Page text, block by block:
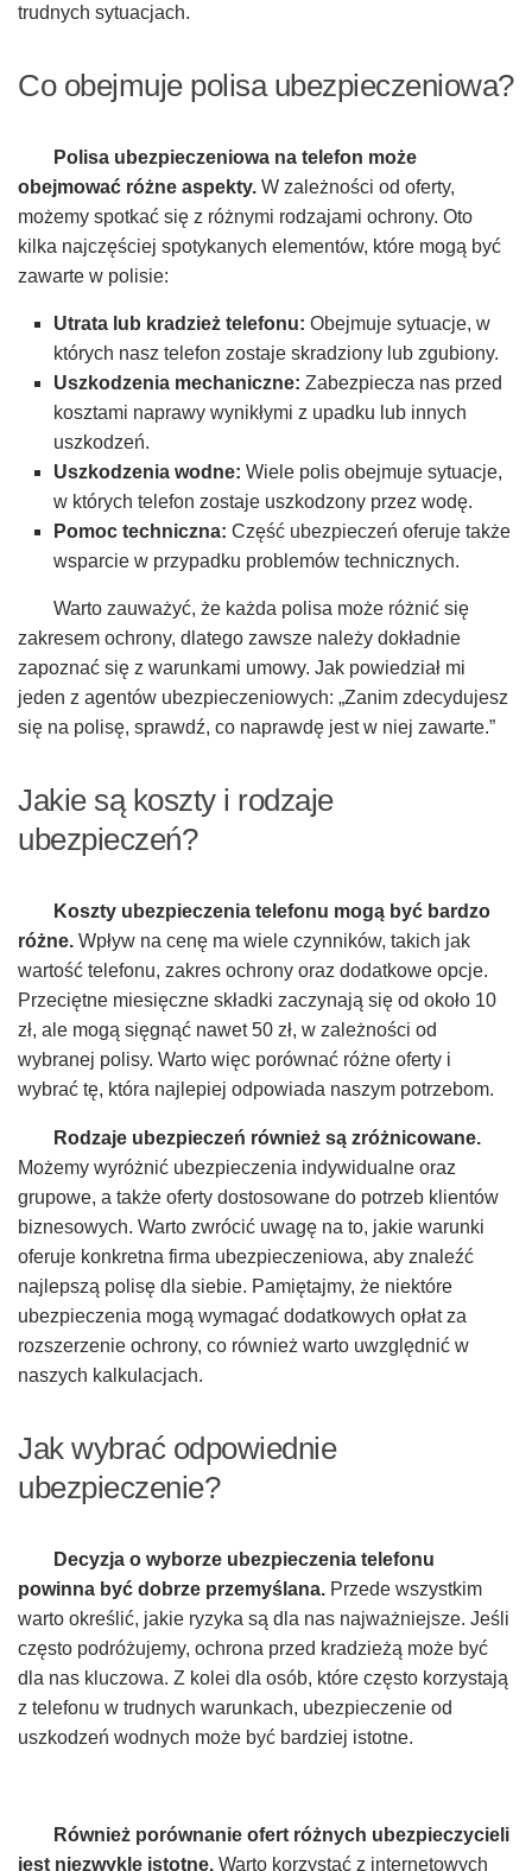
trudnych sytuacjach.
Co obejmuje polisa ubezpieczeniowa?
Polisa ubezpieczeniowa na telefon może
obejmować różne aspekty. W zależności od oferty,
możemy spotkać się z różnymi rodzajami ochrony. Oto
kilka najczęściej spotykanych elementów, które mogą być
zawarte w polisie:
Utrata lub kradzież telefonu: Obejmuje sytuacje, w
których nasz telefon zostaje skradziony lub zgubiony.
Uszkodzenia mechaniczne: Zabezpiecza nas przed
kosztami naprawy wynikłymi z upadku lub innych
uszkodzeń.
Uszkodzenia wodne: Wiele polis obejmuje sytuacje,
w których telefon zostaje uszkodzony przez wodę.
Pomoc techniczna: Część ubezpieczeń oferuje także
wsparcie w przypadku problemów technicznych.
Warto zauważyć, że każda polisa może różnić się
zakresem ochrony, dlatego zawsze należy dokładnie
zapoznać się z warunkami umowy. Jak powiedział mi
jeden z agentów ubezpieczeniowych: „Zanim zdecydujesz
się na polisę, sprawdź, co naprawdę jest w niej zawarte.”
Jakie są koszty i rodzaje
ubezpieczeń?
Koszty ubezpieczenia telefonu mogą być bardzo
różne. Wpływ na cenę ma wiele czynników, takich jak
wartość telefonu, zakres ochrony oraz dodatkowe opcje.
Przeciętne miesięczne składki zaczynają się od około 10
zł, ale mogą sięgnąć nawet 50 zł, w zależności od
wybranej polisy. Warto więc porównać różne oferty i
wybrać tę, która najlepiej odpowiada naszym potrzebom.
Rodzaje ubezpieczeń również są zróżnicowane.
Możemy wyróżnić ubezpieczenia indywidualne oraz
grupowe, a także oferty dostosowane do potrzeb klientów
biznesowych. Warto zwrócić uwagę na to, jakie warunki
oferuje konkretna firma ubezpieczeniowa, aby znaleźć
najlepszą polisę dla siebie. Pamiętajmy, że niektóre
ubezpieczenia mogą wymagać dodatkowych opłat za
rozszerzenie ochrony, co również warto uwzględnić w
naszych kalkulacjach.
Jak wybrać odpowiednie
ubezpieczenie?
Decyzja o wyborze ubezpieczenia telefonu
powinna być dobrze przemyślana. Przede wszystkim
warto określić, jakie ryzyka są dla nas najważniejsze. Jeśli
często podróżujemy, ochrona przed kradzieżą może być
dla nas kluczowa. Z kolei dla osób, które często korzystają
z telefonu w trudnych warunkach, ubezpieczenie od
uszkodzeń wodnych może być bardziej istotne.
Również porównanie ofert różnych ubezpieczycieli
jest niezwykle istotne. Warto korzystać z internetowych